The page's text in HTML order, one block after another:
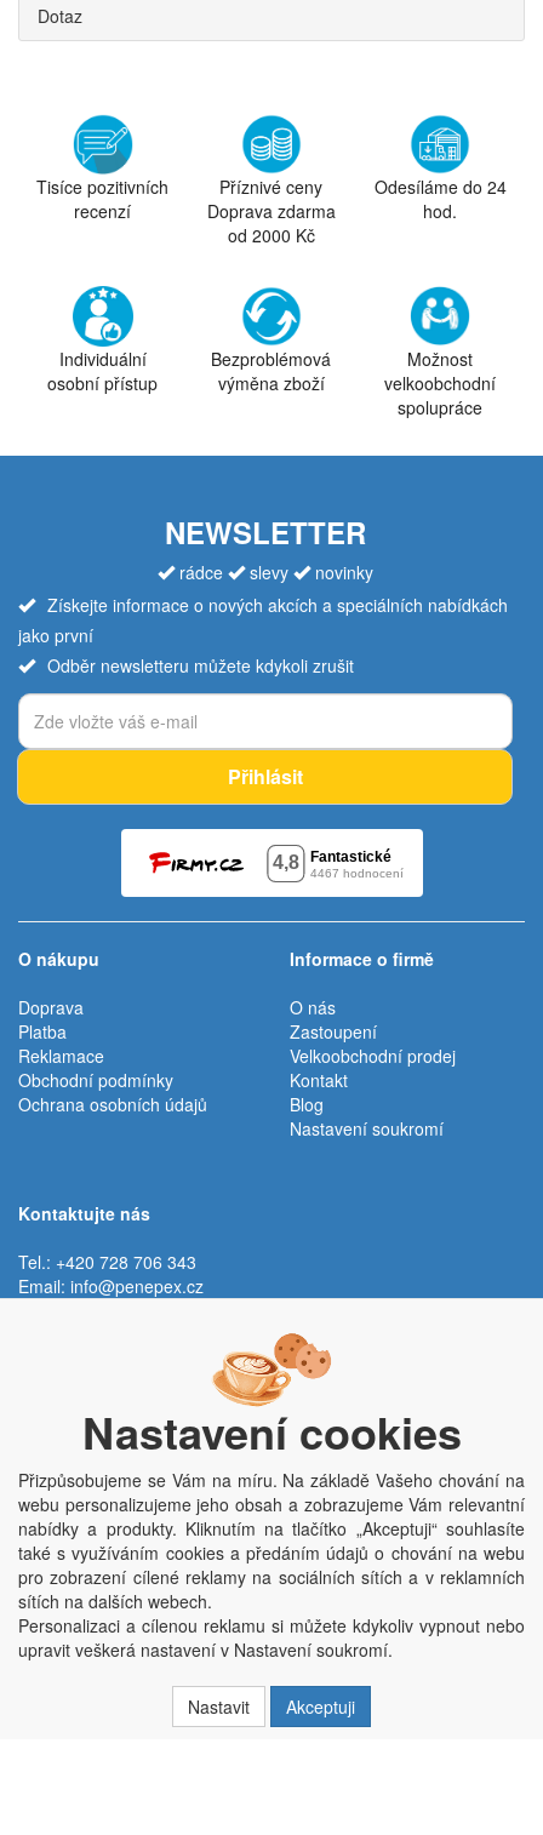
Dotaz
Tisíce pozitivních
recenzí
Příznivé ceny
Doprava zdarma
od 2000 Kč
Odesíláme do 24
hod.
Individuální
osobní přístup
Bezproblémová
výměna zboží
Možnost
velkoobchodní
spolupráce
NEWSLETTER
rádce slevy
novinky
Získejte informace o nových akcích a speciálních nabídkách
jako první
Odběr newsletteru můžete kdykoli zrušit
Přihlásit
O nákupu
Doprava
Platba
Reklamace
Obchodní podmínky
Ochrana osobních údajů
Informace o firmě
O nás
Zastoupení
Velkoobchodní prodej
Kontakt
Blog
Nastavení soukromí
Kontaktujte nás
Tel.: +420 728 706 343
Email: info@penepex.cz
Trávník 2076, 686 03 Staré Město
Copyright © Penepex s.r.o. 2025, powered byABRA E-shop
Penepex s.r.o., Za Špicí 1798, 686 03 Staré Město; IČO: 03220923; DIČ:
CZ03220923; zápis do obchodního rejstříku dne 22. 7. 2014, krajský soud v
Brně oddíl C, vložka 84002
Nastavení cookies
Přizpůsobujeme se Vám na míru. Na základě Vašeho chování na
webu personalizujeme jeho obsah a zobrazujeme Vám relevantní
nabídky a produkty. Kliknutím na tlačítko „Akceptuji“ souhlasíte
také s využíváním cookies a předáním údajů o chování na webu
pro zobrazení cílené reklamy na sociálních sítích a v reklamních
sítích na dalších webech.
Personalizaci a cílenou reklamu si můžete kdykoliv vypnout nebo
upravit veškerá nastavení v Nastavení soukromí.
Nastavit Akceptuji